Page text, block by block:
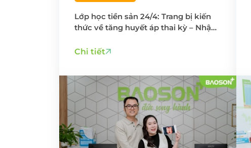
Lớp học tiền sản 24/4: Trang bị kiến
thức về tăng huyết áp thai kỳ – Nhận
Chi tiết